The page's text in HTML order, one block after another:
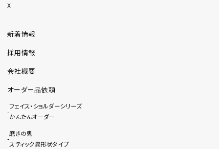
X
新着情報
採用情報
会社概要
オーダー品依頼
フェイス・ショルダーシリーズ
かんたんオーダー
磨きの鬼
スティック異形状タイプ